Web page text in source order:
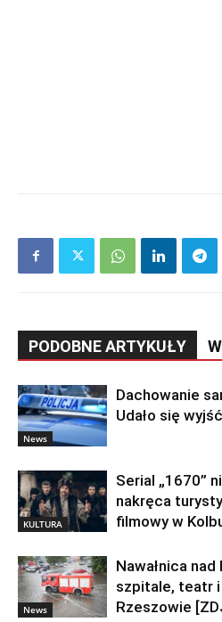
PODOBNE ARTYKUŁY
News
Dachowanie
Udało się
KULTURA
Serial „1670”
nakręca
filmowy w
News
Nawałnica
szpitale, teatr
Rzeszowie